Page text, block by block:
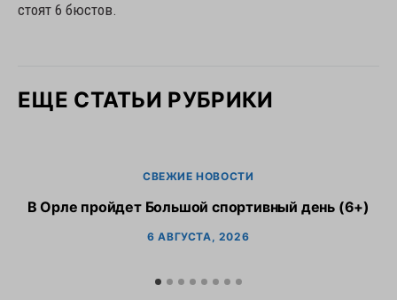
стоят 6 бюстов.
ЕЩЕ СТАТЬИ РУБРИКИ
СВЕЖИЕ НОВОСТИ
В Орле пройдет Большой спортивный день (6+)
6 АВГУСТА, 2026